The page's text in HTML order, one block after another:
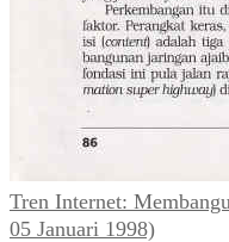
Tren Internet:
05 Januari 1998)